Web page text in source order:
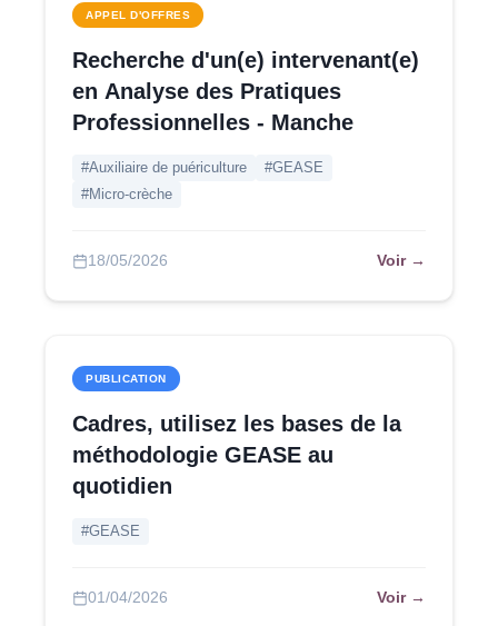
APPEL D'OFFRES
Recherche d'un(e) intervenant(e)
en Analyse des Pratiques
Professionnelles - Manche
#Auxiliaire de puériculture
#GEASE
#Micro-crèche
18/05/2026 Voir →
PUBLICATION
Cadres, utilisez les bases de la
méthodologie GEASE au
quotidien
#GEASE
01/04/2026 Voir →